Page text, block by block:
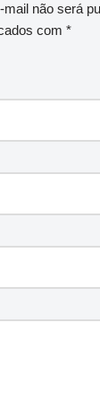
não será
com *